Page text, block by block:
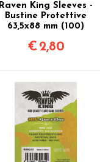
Raven King Sleeves -
Bustine Protettive
63,5x88 mm (100)
€ 2,80